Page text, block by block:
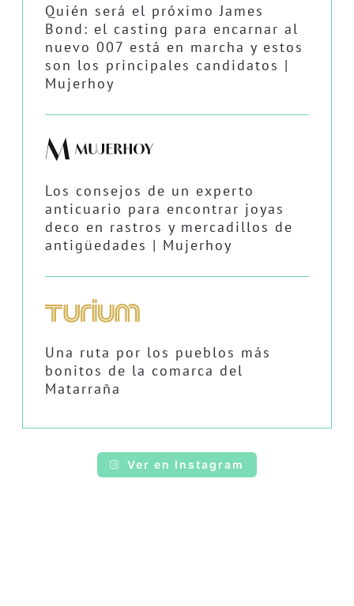
Quién será el próximo James
Bond: el casting para encarnar al
nuevo 007 está en marcha y estos
son los principales candidatos |
Mujerhoy
Los consejos de un experto
anticuario para encontrar joyas
deco en rastros y mercadillos de
antigüedades | Mujerhoy
Una ruta por los pueblos más
bonitos de la comarca del
Matarraña
Ver en Instagram